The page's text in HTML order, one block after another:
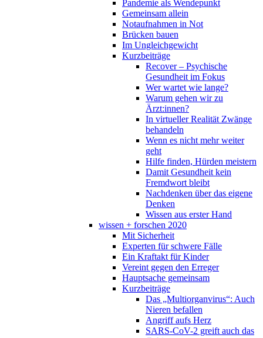
Pandemie als Wendepunkt
Gemeinsam allein
Notaufnahmen in Not
Brücken bauen
Im Ungleichgewicht
Kurzbeiträge
Recover – Psychische
Gesundheit im Fokus
Wer wartet wie lange?
Warum gehen wir zu
Ärzt:innen?
In virtueller Realität Zwänge
behandeln
Wenn es nicht mehr weiter
geht
Hilfe finden, Hürden meistern
Damit Gesundheit kein
Fremdwort bleibt
Nachdenken über das eigene
Denken
Wissen aus erster Hand
wissen + forschen 2020
Mit Sicherheit
Experten für schwere Fälle
Ein Kraftakt für Kinder
Vereint gegen den Erreger
Hauptsache gemeinsam
Kurzbeiträge
Das „Multiorganvirus“: Auch
Nieren befallen
Angriff aufs Herz
SARS-CoV-2 greift auch das